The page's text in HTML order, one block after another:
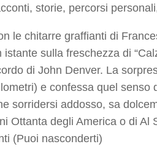
storie, percorsi
le chitarre graffianti di
sulla freschezza di
di John Denver. La
) e confessa quel senso
sorridersi addosso, sa
Ottanta degli America o di
(Puoi nasconderti)